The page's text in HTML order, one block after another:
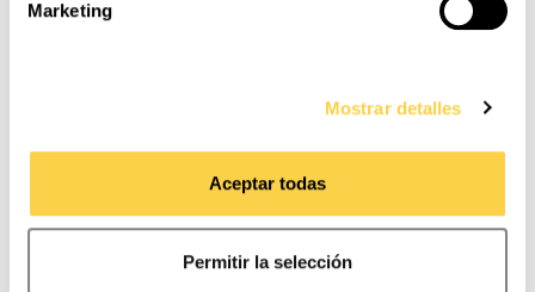
navegación con el fin de desarrollar un perfil específico
información. Puede aceptar todas las cookies,
rechazarlas o configurarlas en el siguiente panel.
Marketing
Mostrar detalles
Aceptar todas
Permitir la selección